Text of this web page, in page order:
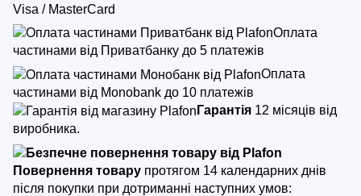
Visa / MasterCard
Оплата
частинами від Приватбанку до 5 платежів
Оплата
частинами від Monobank до 10 платежів
Гарантія 12 місяців від
виробника.
Повернення товару протягом 14 календарних днів
після покупки при дотриманні наступних умов: